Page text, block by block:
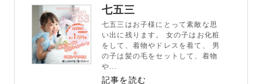
七五三
七五三はお子様にとって素敵な思
い出に残ります。 女の子はお化粧
をして、着物やドレスを着て、 男
の子は髪の毛をセットして、着物
や...
記事を読む